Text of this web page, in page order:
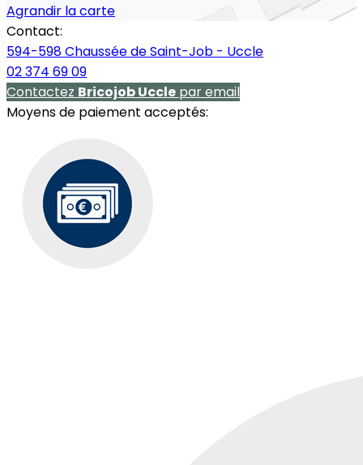
Agrandir la carte
Contact:
594-598 Chaussée de Saint-Job - Uccle
02 374 69 09
Contactez Bricojob Uccle par email
Moyens de paiement acceptés: